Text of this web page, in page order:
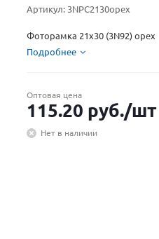
Артикул: 3NPC2130орех
Фоторамка 21х30 (3N92) орех
Подробнее
Оптовая цена
115.20 руб./шт
Нет в наличии